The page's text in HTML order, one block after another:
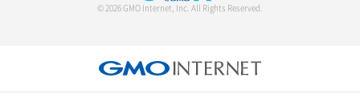
© 2026 GMO Internet, Inc. All Rights Reserved.